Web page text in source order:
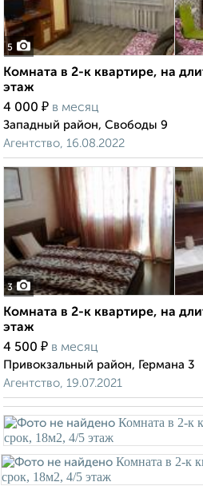
5
Комната в 2-к квартире, на
этаж
4 000 ₽ в месяц
Западный район, Свободы 9
Агентство, 16.08.2022
3
Комната в 2-к квартире, на
этаж
4 500 ₽ в месяц
Привокзальный район, Германа 3
Агентство, 19.07.2021